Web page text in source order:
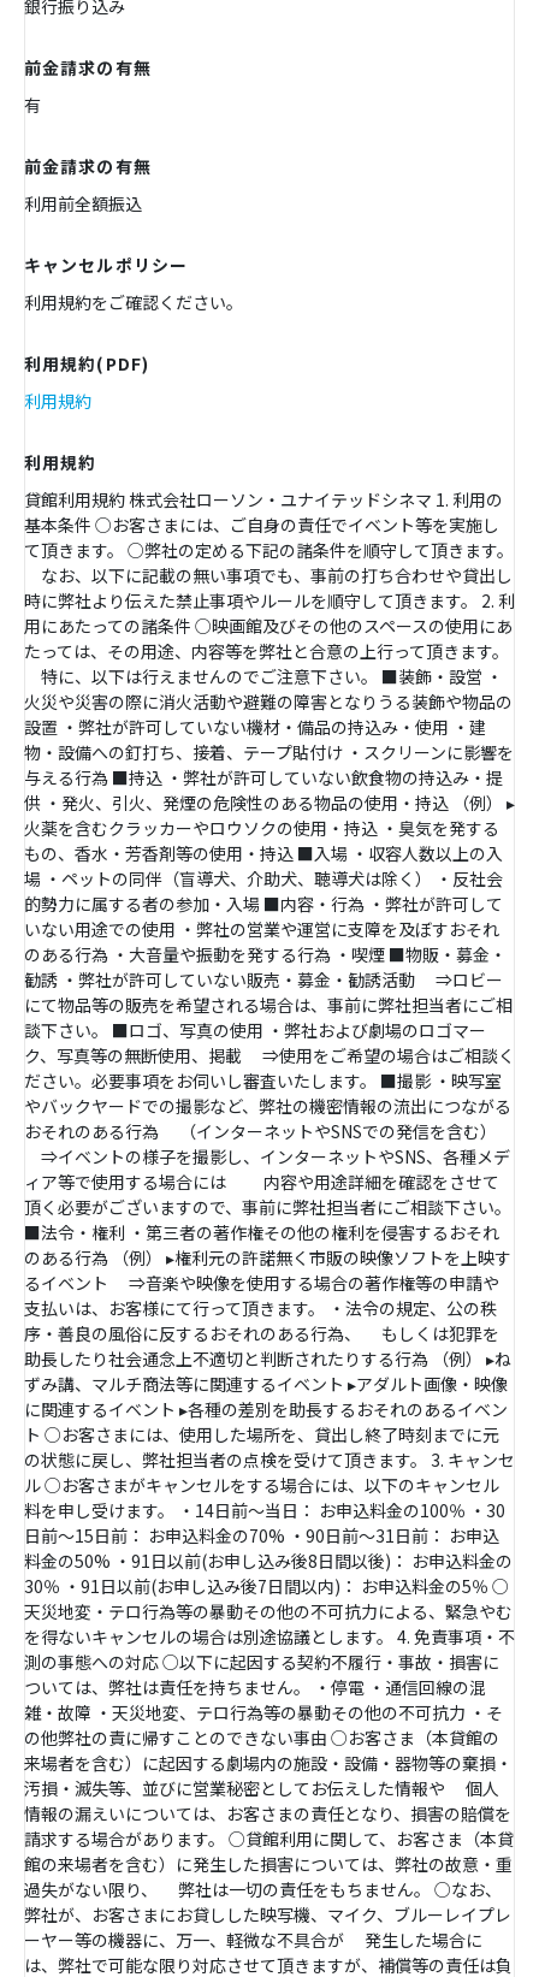
銀行振り込み
前金請求の有無
有
前金請求の有無
利用前全額振込
キャンセルポリシー
利用規約をご確認ください。
利用規約(PDF)
利用規約
利用規約
貸館利用規約 株式会社ローソン・ユナイテッドシネマ 1. 利用の
基本条件 ○お客さまには、ご自身の責任でイベント等を実施し
て頂きます。 ○弊社の定める下記の諸条件を順守して頂きます。
なお、以下に記載の無い事項でも、事前の打ち合わせや貸出し
時に弊社より伝えた禁止事項やルールを順守して頂きます。 2. 利
用にあたっての諸条件 ○映画館及びその他のスペースの使用にあ
たっては、その用途、内容等を弊社と合意の上行って頂きます。
特に、以下は行えませんのでご注意下さい。 ■装飾・設営 ・
火災や災害の際に消火活動や避難の障害となりうる装飾や物品の
設置 ・弊社が許可していない機材・備品の持込み・使用 ・建
物・設備への釘打ち、接着、テープ貼付け ・スクリーンに影響を
与える行為 ■持込 ・弊社が許可していない飲食物の持込み・提
供 ・発火、引火、発煙の危険性のある物品の使用・持込 （例） ▸
火薬を含むクラッカーやロウソクの使用・持込 ・臭気を発する
もの、香水・芳香剤等の使用・持込 ■入場 ・収容人数以上の入
場 ・ペットの同伴（盲導犬、介助犬、聴導犬は除く） ・反社会
的勢力に属する者の参加・入場 ■内容・行為 ・弊社が許可して
いない用途での使用 ・弊社の営業や運営に支障を及ぼすおそれ
のある行為 ・大音量や振動を発する行為 ・喫煙 ■物販・募金・
勧誘 ・弊社が許可していない販売・募金・勧誘活動 ⇒ロビー
にて物品等の販売を希望される場合は、事前に弊社担当者にご相
談下さい。 ■ロゴ、写真の使用 ・弊社および劇場のロゴマー
ク、写真等の無断使用、掲載 ⇒使用をご希望の場合はご相談く
ださい。必要事項をお伺いし審査いたします。 ■撮影 ・映写室
やバックヤードでの撮影など、弊社の機密情報の流出につながる
おそれのある行為 （インターネットやSNSでの発信を含む）
⇒イベントの様子を撮影し、インターネットやSNS、各種メデ
ィア等で使用する場合には 内容や用途詳細を確認をさせて
頂く必要がございますので、事前に弊社担当者にご相談下さい。
■法令・権利 ・第三者の著作権その他の権利を侵害するおそれ
のある行為 （例） ▸権利元の許諾無く市販の映像ソフトを上映す
るイベント ⇒音楽や映像を使用する場合の著作権等の申請や
支払いは、お客様にて行って頂きます。 ・法令の規定、公の秩
序・善良の風俗に反するおそれのある行為、 もしくは犯罪を
助長したり社会通念上不適切と判断されたりする行為 （例） ▸ね
ずみ講、マルチ商法等に関連するイベント ▸アダルト画像・映像
に関連するイベント ▸各種の差別を助長するおそれのあるイベン
ト ○お客さまには、使用した場所を、貸出し終了時刻までに元
の状態に戻し、弊社担当者の点検を受けて頂きます。 3. キャンセ
ル ○お客さまがキャンセルをする場合には、以下のキャンセル
料を申し受けます。 ・14日前～当日： お申込料金の100％ ・30
日前～15日前： お申込料金の70% ・90日前～31日前： お申込
料金の50% ・91日以前(お申し込み後8日間以後)： お申込料金の
30％ ・91日以前(お申し込み後7日間以内)： お申込料金の5％ ○
天災地変・テロ行為等の暴動その他の不可抗力による、緊急やむ
を得ないキャンセルの場合は別途協議とします。 4. 免責事項・不
測の事態への対応 ○以下に起因する契約不履行・事故・損害に
ついては、弊社は責任を持ちません。 ・停電 ・通信回線の混
雑・故障 ・天災地変、テロ行為等の暴動その他の不可抗力 ・そ
の他弊社の責に帰すことのできない事由 ○お客さま（本貸館の
来場者を含む）に起因する劇場内の施設・設備・器物等の棄損・
汚損・滅失等、並びに営業秘密としてお伝えした情報や 個人
情報の漏えいについては、お客さまの責任となり、損害の賠償を
請求する場合があります。 ○貸館利用に関して、お客さま（本貸
館の来場者を含む）に発生した損害については、弊社の故意・重
過失がない限り、 弊社は一切の責任をもちません。 ○なお、
弊社が、お客さまにお貸しした映写機、マイク、ブルーレイプレ
ーヤー等の機器に、万一、軽微な不具合が 発生した場合に
は、弊社で可能な限り対応させて頂きますが、補償等の責任は負